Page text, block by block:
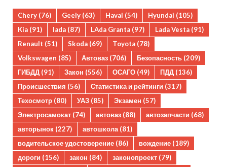
Chery (76) Geely (63) Haval (54) Hyundai (105)
Kia (91) lada (87) LAda Granta (97) Lada Vesta (91)
Renault (51) Skoda (69) Toyota (78)
Volkswagen (85) Автоваз (706) Безопасность (209)
ГИБДД (91) Закон (556) ОСАГО (49) ПДД (136)
Происшествия (56) Статистика и рейтинги (317)
Техосмотр (80) УАЗ (85) Экзамен (57)
Электросамокат (74) автоваз (88) автозапчасти (68)
авторынок (227) автошкола(81)
водительское удостоверение (86) вождение (189)
дороги (156) закон (84) законопроект (79)